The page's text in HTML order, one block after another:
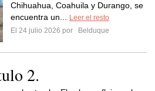
Chihuahua, Coahuila y Durango, se
encuentra un...
Leer el resto
El 24 julio 2026 por
Belduque
2.